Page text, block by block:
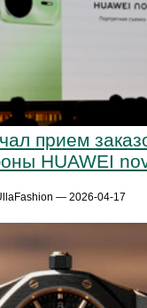
прием
HUAWEI
— 2026-04-17